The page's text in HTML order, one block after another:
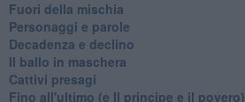
Fuori della mischia
Personaggi e parole
Decadenza e declino
Il ballo in maschera
Cattivi presagi
Fino all'ultimo (e Il principe e il povero)